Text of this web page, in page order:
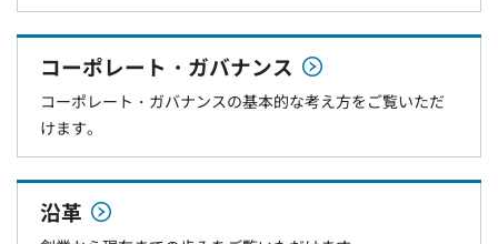
コーポレート・ガバナンス
コーポレート・ガバナンスの基本的な考え方をご覧いただ
けます。
沿革